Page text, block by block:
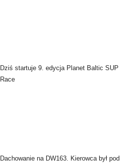
Dziś startuje 9. edycja Planet Baltic SUP
Race
Dachowanie na DW163. Kierowca był pod